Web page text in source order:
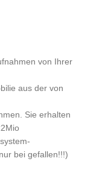
von Ihrer
aus der von
Sie erhalten
bei gefallen!!!)